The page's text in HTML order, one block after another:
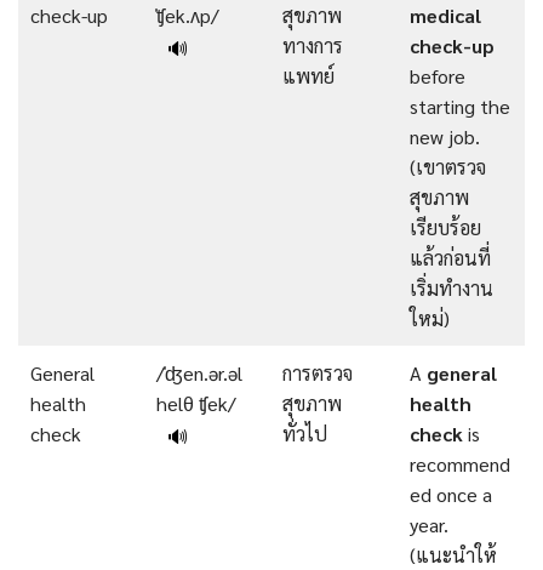
check-up
ˈʧek.ʌp/
🔊
สุขภาพ
ทางการ
แพทย์
medical
check-up
before
starting the
new job.
(เขาตรวจ
สุขภาพ
เรียบร้อย
แล้วก่อนที่
เริ่มทำงาน
ใหม่)
General
health
check
/ˈʤen.ər.əl
helθ ʧek/
🔊
การตรวจ
สุขภาพ
ทั่วไป
A general
health
check is
recommend
ed once a
year.
(แนะนำให้